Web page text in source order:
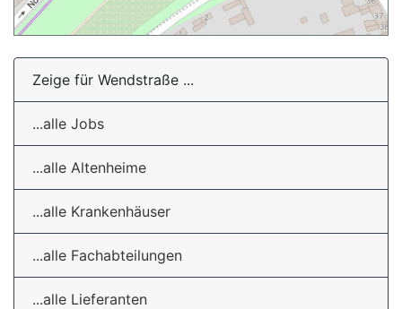
Zeige für Wendstraße ...
...alle Jobs
...alle Altenheime
...alle Krankenhäuser
...alle Fachabteilungen
...alle Lieferanten